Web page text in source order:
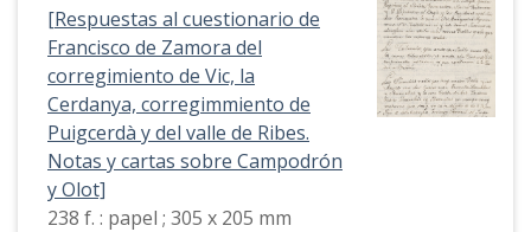
[Respuestas al cuestionario de
Francisco de Zamora del
corregimiento de Vic, la
Cerdanya, corregimmiento de
Puigcerdà y del valle de Ribes.
Notas y cartas sobre Campodrón
y Olot]
238 f. : papel ; 305 x 205 mm